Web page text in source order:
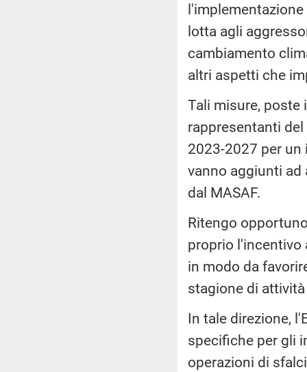
lotta agli
cambiamento
altri aspetti che
Tali misure, poste
rappresentanti
2023-2027 per
vanno aggiunti
dal MASAF.
Ritengo
proprio l'incentivo
in modo da
stagione di
In tale direzione,
specifiche per gli
operazioni di